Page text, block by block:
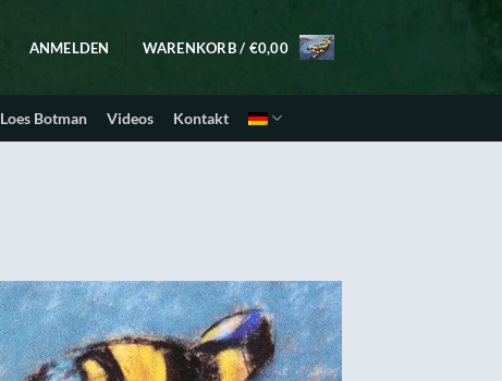
ANMELDEN WARENKORB / €0,00
Loes Botman Videos Kontakt